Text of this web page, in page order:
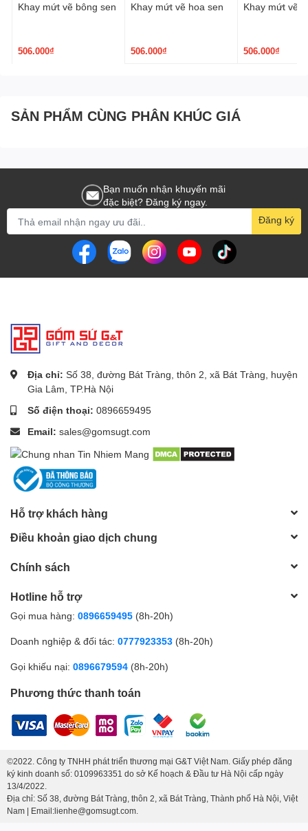
Khay mứt vẽ bông sen
506.000₫
Khay mứt vẽ hoa sen
506.000₫
Khay mứt vẽ
506.000₫
SẢN PHẨM CÙNG PHÂN KHÚC GIÁ
Bạn muốn nhận khuyến mãi
đặc biệt? Đăng ký ngay.
Đăng ký
Địa chỉ: Số 38, đường Bát Tràng, thôn 2, xã Bát Tràng, huyện
Gia Lâm, TP.Hà Nội
Số điện thoại: 0896659495
Email: sales@gomsugt.com
Hỗ trợ khách hàng
Điều khoản giao dịch chung
Chính sách
Hotline hỗ trợ
Gọi mua hàng: 0896659495 (8h-20h)
Doanh nghiệp & đối tác: 0777923353 (8h-20h)
Gọi khiếu nại: 0896679594 (8h-20h)
Phương thức thanh toán
©2022. Công ty TNHH phát triển thương mại G&T Việt Nam. Giấy phép đăng
ký kinh doanh số: 0109963351 do sở Kế hoạch & Đầu tư Hà Nội cấp ngày
13/4/2022.
Địa chỉ: Số 38, đường Bát Tràng, thôn 2, xã Bát Tràng, Thành phố Hà Nội, Việt
Nam | Email:lienhe@gomsugt.com.